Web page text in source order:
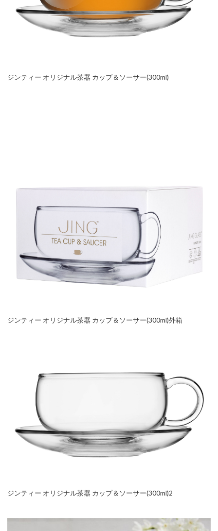
ジンティー オリジナル茶器 カップ＆ソーサー(300ml)
ジンティー オリジナル茶器 カップ＆ソーサー(300ml)外箱
ジンティー オリジナル茶器 カップ＆ソーサー(300ml)2